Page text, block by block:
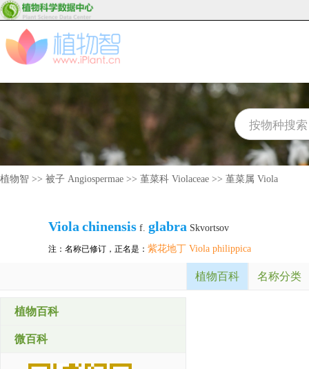
植物智 >> 被子 Angiospermae >> 堇菜科 Violaceae >> 堇菜属 Viola
Viola chinensis f. glabra Skvortsov
注：名称已修订，正名是： 紫花地丁 Viola philippica
植物百科 名称分类
植物百科
微百科